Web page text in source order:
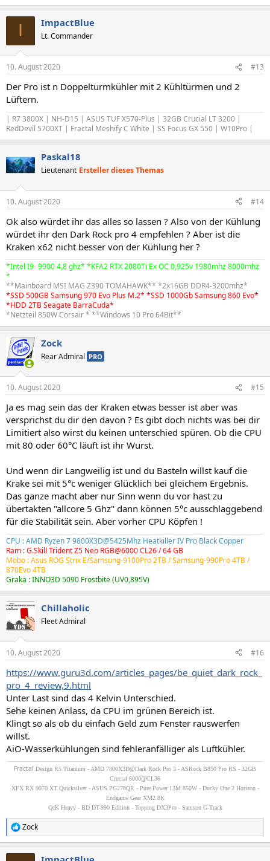
I ImpactBlue
Lt. Commander
10. August 2020 #13
Der Pro ist n Doppelturmkühler mit 2 Kühltürmen und 2
Lüftern.
| R7 3800X | NH-D15 | ASUS TUF X570-Plus | 32GB Crucial LT 3200 |
RedDevil 5700XT | Fractal Meshify C White | SS Focus GX 550 | W10Pro |
Paskal18
Lieutenant Ersteller dieses Themas
10. August 2020 #14
Ok also würdet ihr das alles so lassen ? Also von der Kühlung
würdet ihr den Dark Rock pro 4 empfehlen ? Aber ist die
Kraken x62 nicht besser von der Kühlung her ?
*Intel I9- 9900 4,8 ghz* *KFA2 RTX 2080Ti Ex OC 0,925v 1980mhz 8000mhz
*
**Mainboard MSI MAG Z390 TOMAHAWK** *2x16GB DDR4-3200mhz*
*SSD 500GB Samsung 970 Evo Plus M.2* *SSD 1000Gb Samsung 860 Evo*
*HDD 2TB Seagate BarraCuda*
*Netzteil 850W Corsair * **Windows 10 Pro 64Bit**
Zock
Rear Admiral PRO
10. August 2020 #15
Ja es mag sein das der Kraken etwas besser ist aber was
versprichst du dir den davon ? Es gibt doch nichts was bei dir
Limitiert also wirst du keinen unterschied spüren. Ob die CPU
mit 80 oder 60°C läuft ist ihr Wurst.
Und wenn dir Langweilig ist und du Basteln willst kauf die
Krake sei mit 5°c weniger Glücklich bei gleichem Ergebnis.
Das ganze macht aber nur Sinn wenn du vor hast zu
übertakten "allcore 5 Ghz" dann können 5°c ausschlaggebend
für die Stabilität sein. Aber vorher CPU Köpfen !
CPU : AMD Ryzen 7 9800X3D@5425Mhz Heatkiller IV Pro Black Copper
Ram : G.Skill Trident Z5 Neo RGB@6000 CL26 / 64 GB
Mobo : Asus ROG Strix E/Samsung-9100Pro 2TB /Samsung-990Pro 4TB/
870Evo 4TB
Graka : INNO3D 5090 Frostbite (UV0,895V)
Chillaholic
Fleet Admiral
10. August 2020 #16
https://www.guru3d.com/articles_pages/be_quiet_dark_rock_
pro_4_review,9.html
Unter Last sind das 4 Kelvin Unterschied.
Sehe keinen Anlass, da CPU im grünen Bereich ist.
Klingt so als ob du einfach Geld zum Fenster rauswerfen
willst.
AiO-Wasserkühlungen sind fehleranfälliger als Luftkühler.
Fractal Design R5 Titanium - AMD 7800X3D@Dark Rock Pro 3 - ASRock B850 Pro RS - 32GB
Crucial 6000@CL36
XFX RX 9070 XT Quicksilver - ASUS PG278QR - Pure Power 13M 850W - Ducky One 2 Horizon -
Endgame Gear XM2 8K
QcK Heavy - BD DT-990 Edition - Topping DX3Pro - Samson G-Track
R
e
Zock